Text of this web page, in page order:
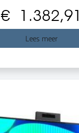
€1.382,91
Lees meer